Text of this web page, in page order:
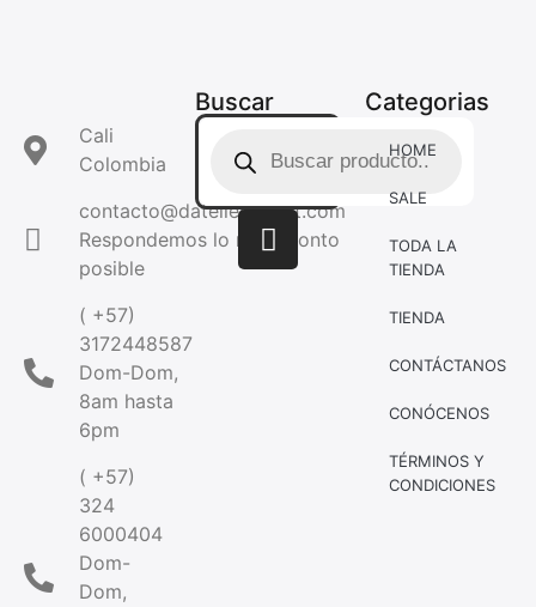
Cali
Colombia
contacto@dateliercloset.com
Respondemos lo mas pronto
posible
( +57)
3172448587
Dom-Dom,
8am hasta
6pm
( +57)
324
6000404
Dom-
Dom,
Buscar Categorias
HOME
SALE
TODA LA
TIENDA
TIENDA
CONTÁCTANOS
CONÓCENOS
TÉRMINOS Y
CONDICIONES